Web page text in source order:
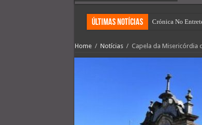
últimas Notícias Crónica No
Home / Notícias / Capela da Misericórdia